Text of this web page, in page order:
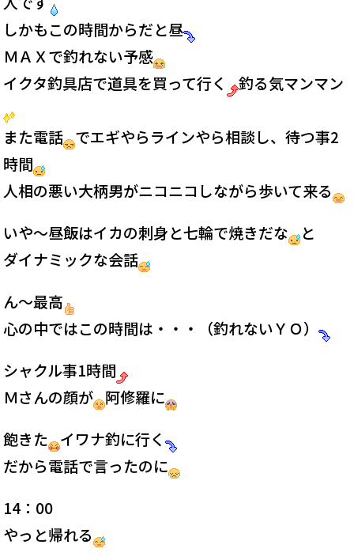
しかもこの時間からだと昼
ＭＡＸで釣れない予感
イクタ釣具店で道具を買って行く
釣る気マンマン
また電話 でエギやらラインやら相談し、待つ事2
時間
人相の悪い大柄男がニコニコしながら歩いて来る
いや～昼飯はイカの刺身と七輪で焼きだな
と
ダイナミックな会話
ん～最高
心の中ではこの時間は・・・（釣れないＹＯ）
シャクル事1時間
Ｍさんの顔が 阿修羅に
飽きた
イワナ釣に行く
だから電話で言ったのに
14：00
やっと帰れる